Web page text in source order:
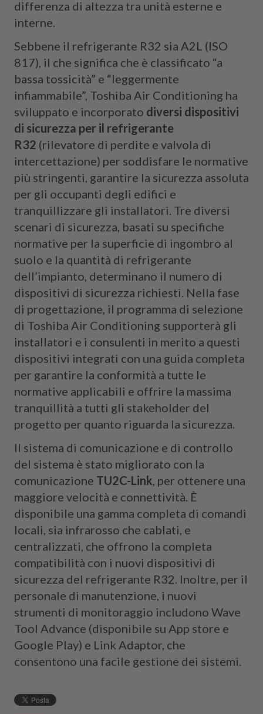
differenza di altezza tra unità esterne e
interne.
Sebbene il refrigerante R32 sia A2L (ISO
817), il che significa che è classificato “a
bassa tossicità” e “leggermente
infiammabile”, Toshiba Air Conditioning ha
sviluppato e incorporato diversi dispositivi
di sicurezza per il refrigerante
R32 (rilevatore di perdite e valvola di
intercettazione) per soddisfare le normative
più stringenti, garantire la sicurezza assoluta
per gli occupanti degli edifici e
tranquillizzare gli installatori. Tre diversi
scenari di sicurezza, basati su specifiche
normative per la superficie di ingombro al
suolo e la quantità di refrigerante
dell’impianto, determinano il numero di
dispositivi di sicurezza richiesti. Nella fase
di progettazione, il programma di selezione
di Toshiba Air Conditioning supporterà gli
installatori e i consulenti in merito a questi
dispositivi integrati con una guida completa
per garantire la conformità a tutte le
normative applicabili e offrire la massima
tranquillità a tutti gli stakeholder del
progetto per quanto riguarda la sicurezza.
Il sistema di comunicazione e di controllo
del sistema è stato migliorato con la
comunicazione TU2C-Link , per ottenere una
maggiore velocità e connettività. È
disponibile una gamma completa di comandi
locali, sia infrarosso che cablati, e
centralizzati, che offrono la completa
compatibilità con i nuovi dispositivi di
sicurezza del refrigerante R32. Inoltre, per il
personale di manutenzione, i nuovi
strumenti di monitoraggio includono Wave
Tool Advance (disponibile su App store e
Google Play) e Link Adaptor, che
consentono una facile gestione dei sistemi.